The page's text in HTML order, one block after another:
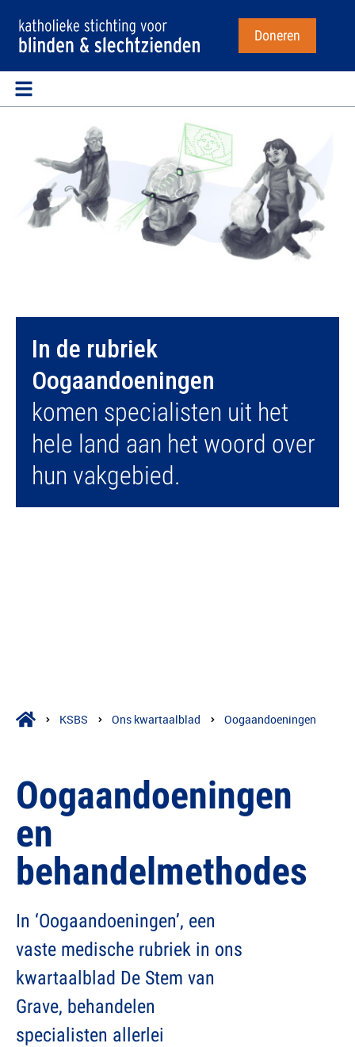
Doneren
In de rubriek
Oogaandoeningen
komen specialisten uit het
hele land aan het woord over
hun vakgebied.
KSBS Ons kwartaalblad Oogaandoeningen
Oogaandoeningen
en
behandelmethodes
In ‘Oogaandoeningen’, een
vaste medische rubriek in ons
kwartaalblad De Stem van
Grave, behandelen
specialisten allerlei